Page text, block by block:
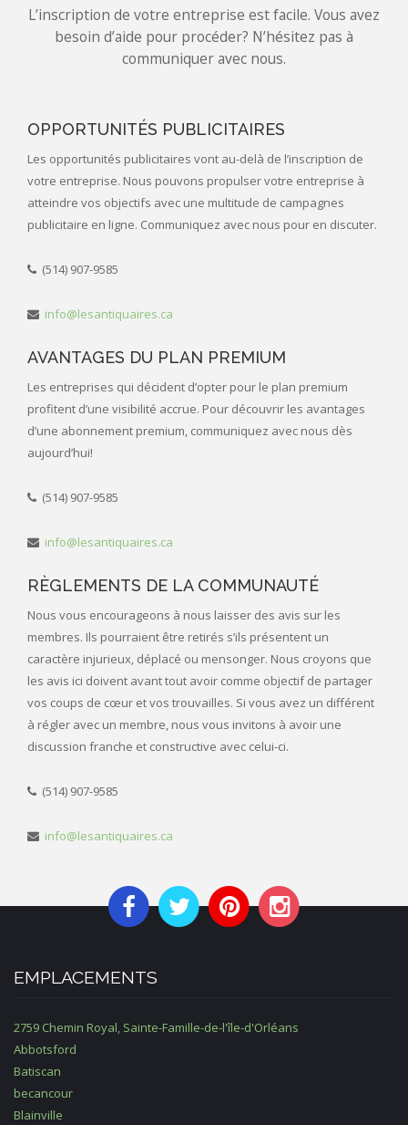
L’inscription de votre entreprise est facile. Vous avez
besoin d’aide pour procéder? N’hésitez pas à
communiquer avec nous.
OPPORTUNITÉS PUBLICITAIRES
Les opportunités publicitaires vont au-delà de l’inscription de
votre entreprise. Nous pouvons propulser votre entreprise à
atteindre vos objectifs avec une multitude de campagnes
publicitaire en ligne. Communiquez avec nous pour en discuter.
(514) 907-9585
info@lesantiquaires.ca
AVANTAGES DU PLAN PREMIUM
Les entreprises qui décident d’opter pour le plan premium
profitent d’une visibilité accrue. Pour découvrir les avantages
d’une abonnement premium, communiquez avec nous dès
aujourd’hui!
(514) 907-9585
info@lesantiquaires.ca
RÈGLEMENTS DE LA COMMUNAUTÉ
Nous vous encourageons à nous laisser des avis sur les
membres. Ils pourraient être retirés s’ils présentent un
caractère injurieux, déplacé ou mensonger. Nous croyons que
les avis ici doivent avant tout avoir comme objectif de partager
vos coups de cœur et vos trouvailles. Si vous avez un différent
à régler avec un membre, nous vous invitons à avoir une
discussion franche et constructive avec celui-ci.
(514) 907-9585
info@lesantiquaires.ca
EMPLACEMENTS
2759 Chemin Royal, Sainte-Famille-de-l'île-d'Orléans
Abbotsford
Batiscan
becancour
Blainville